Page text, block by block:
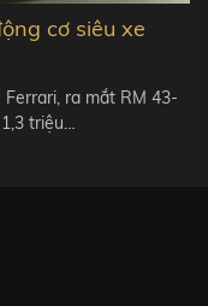
cơ siêu xe
ra mắt RM 43-
triệu…